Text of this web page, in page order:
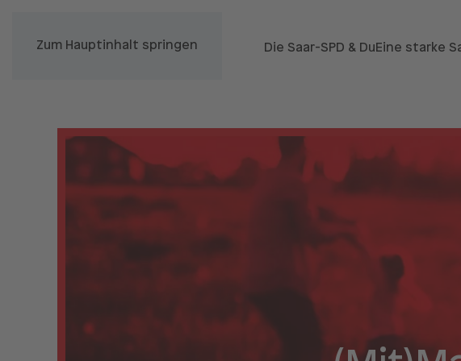
Zum Hauptinhalt springen Die Saar-SPD & DuEine starke